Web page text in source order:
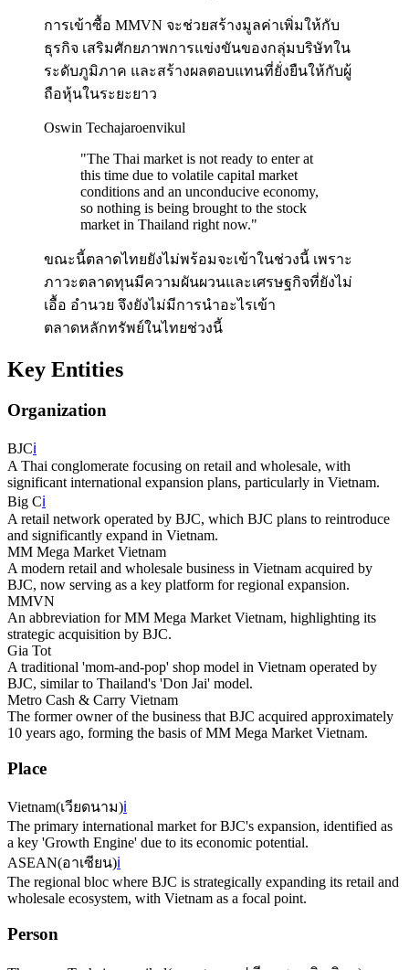
การเข้าซื้อ MMVN จะช่วยสร้างมูลค่าเพิ่มให้กับ
ธุรกิจ เสริมศักยภาพการแข่งขันของกลุ่มบริษัทใน
ระดับภูมิภาค และสร้างผลตอบแทนที่ยั่งยืนให้กับผู้
ถือหุ้นในระยะยาว
Oswin Techajaroenvikul
"The Thai market is not ready to enter at
this time due to volatile capital market
conditions and an unconducive economy,
so nothing is being brought to the stock
market in Thailand right now."
ขณะนี้ตลาดไทยยังไม่พร้อมจะเข้าในช่วงนี้ เพราะ
ภาวะตลาดทุนมีความผันผวนและเศรษฐกิจที่ยังไม่
เอื้อ อำนวย จึงยังไม่มีการนำอะไรเข้า
ตลาดหลักทรัพย์ในไทยช่วงนี้
Key Entities
Organization
BJCℹ️
A Thai conglomerate focusing on retail and wholesale, with
significant international expansion plans, particularly in Vietnam.
Big Cℹ️
A retail network operated by BJC, which BJC plans to reintroduce
and significantly expand in Vietnam.
MM Mega Market Vietnam
A modern retail and wholesale business in Vietnam acquired by
BJC, now serving as a key platform for regional expansion.
MMVN
An abbreviation for MM Mega Market Vietnam, highlighting its
strategic acquisition by BJC.
Gia Tot
A traditional 'mom-and-pop' shop model in Vietnam operated by
BJC, similar to Thailand's 'Don Jai' model.
Metro Cash & Carry Vietnam
The former owner of the business that BJC acquired approximately
10 years ago, forming the basis of MM Mega Market Vietnam.
Place
Vietnam(เวียดนาม)ℹ️
The primary international market for BJC's expansion, identified as
a key 'Growth Engine' due to its economic potential.
ASEAN(อาเซียน)ℹ️
The regional bloc where BJC is strategically expanding its retail and
wholesale ecosystem, with Vietnam as a focal point.
Person